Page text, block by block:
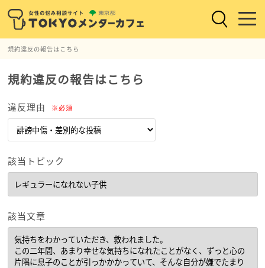
規約違反の報告はこちら
規約違反の報告はこちら
違反理由 ※必須
該当トピック
該当文章